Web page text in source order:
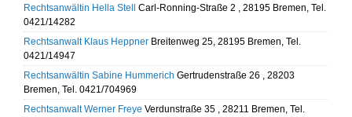
Rechtsanwältin Hella Stell
Carl-Ronning-Straße 2 , 28195 Bremen, Tel.
0421/14282
Rechtsanwalt Klaus Heppner Breitenweg 25, 28195 Bremen, Tel.
0421/14947
Rechtsanwältin Sabine Hummerich Gertrudenstraße 26 , 28203
Bremen, Tel. 0421/704969
Rechtsanwalt Werner Freye Verdunstraße 35 , 28211 Bremen, Tel.